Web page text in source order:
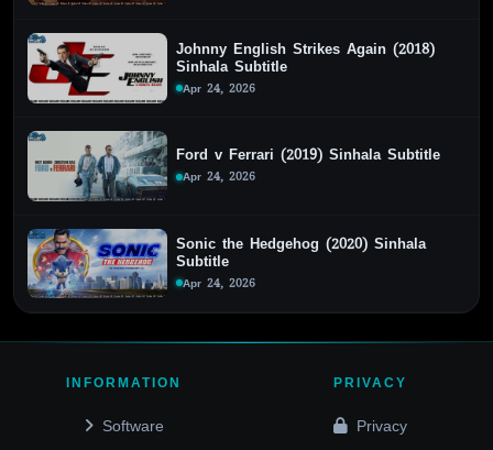
Johnny English Strikes Again (2018)
Sinhala Subtitle
Apr 24, 2026
Ford v Ferrari (2019) Sinhala Subtitle
Apr 24, 2026
Sonic the Hedgehog (2020) Sinhala
Subtitle
Apr 24, 2026
INFORMATION
Software
PRIVACY
Privacy